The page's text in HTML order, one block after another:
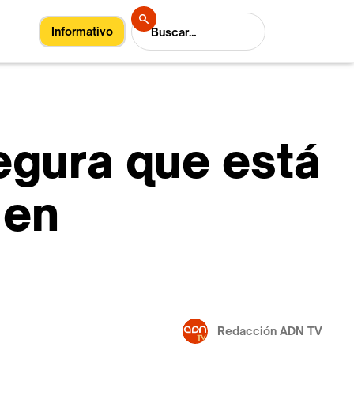
Informativo
que está
Redacción ADN TV